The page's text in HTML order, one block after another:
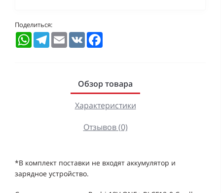
Поделиться:
WhatsAppTelegramEmail VK
Обзор товара
Характеристики
Отзывов (0)
*В комплект поставки не входят аккумулятор и
зарядное устройство.